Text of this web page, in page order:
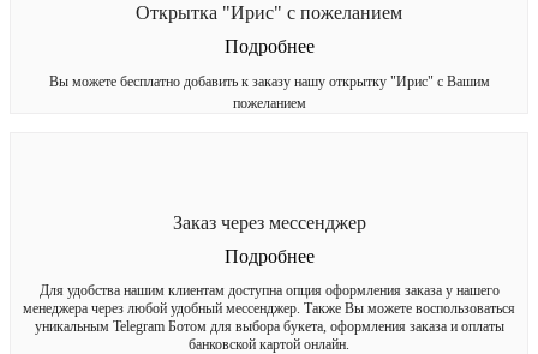
Открытка "Ирис" с пожеланием
Подробнее
Вы можете бесплатно добавить к заказу нашу открытку "Ирис" с Вашим
пожеланием
Заказ через мессенджер
Подробнее
Для удобства нашим клиентам доступна опция оформления заказа у нашего
менеджера через любой удобный мессенджер. Также Вы можете воспользоваться
уникальным Telegram Ботом для выбора букета, оформления заказа и оплаты
банковской картой онлайн.